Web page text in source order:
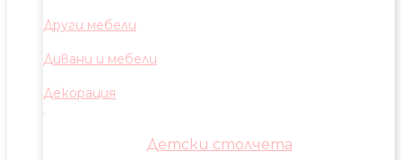
Други мебели
Дивани и мебели
Декорация
Детски столчета